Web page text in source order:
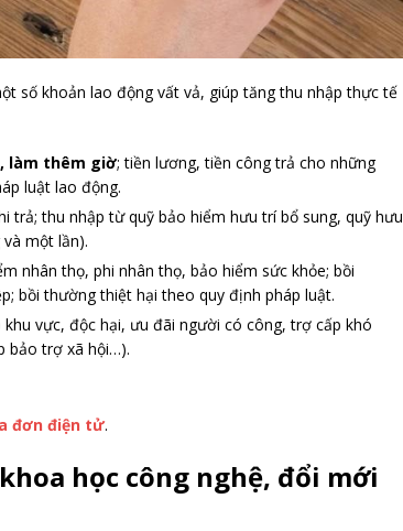
số khoản lao động vất vả, giúp tăng thu nhập thực tế
làm thêm giờ; tiền lương, tiền công trả cho những
luật lao động.
trả; thu nhập từ quỹ bảo hiểm hưu trí bổ sung, quỹ hưu
một lần).
nhân thọ, phi nhân thọ, bảo hiểm sức khỏe; bồi
bồi thường thiệt hại theo quy định pháp luật.
vực, độc hại, ưu đãi người có công, trợ cấp khó
bảo trợ xã hội…).
đơn điện tử.
học công nghệ, đổi mới